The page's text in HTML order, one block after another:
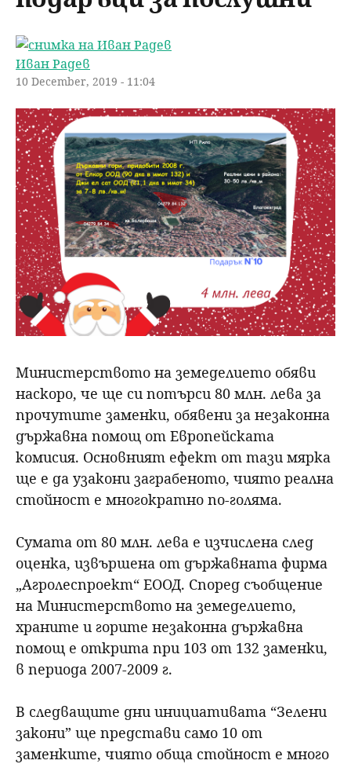
ю
ъ
р
с
е
н
е
u
Иван Радев
10 December, 2019 - 11:04
Министерството на земеделието обяви
наскоро, че ще си потърси 80 млн. лева за
прочутите заменки, обявени за незаконна
държавна помощ от Европейската
комисия. Основният ефект от тази мярка
ще е да узакони заграбеното, чиято реална
стойност е многократно по-голяма.
Сумата от 80 млн. лева е изчислена след
оценка, извършена от държавната фирма
„Агролеспроект“ ЕООД. Според съобщение
на Министерството на земеделието,
храните и горите незаконна държавна
помощ е открита при 103 от 132 заменки,
в периода 2007-2009 г.
В следващите дни инициативата “Зелени
закони” ще представи само 10 от
заменките, чиято обща стойност е много